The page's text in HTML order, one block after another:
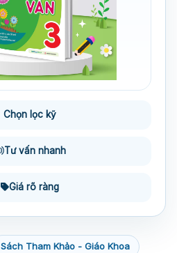
Chọn lọc kỹ
Tư vấn nhanh
Giá rõ ràng
Sách Tham Khảo - Giáo Khoa